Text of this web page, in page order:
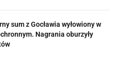
sum z Gocławia wyłowiony w
Nagrania oburzyły